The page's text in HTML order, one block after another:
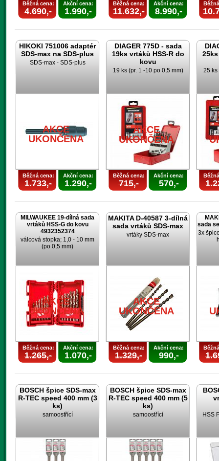
Běžná cena:
4.690,-
Akční cena:
1.990,-
Běžná cena:
11.632,-
Akční cena:
8.990,-
HIKOKI 751006 adaptér
SDS-max na SDS-plus
SDS-max - SDS-plus
AKCE
UKONČENA
Běžná cena:
1.733,-
Akční cena:
1.290,-
DIAGER 775D - sada
19ks vrtáků HSS-R do
kovu
19 ks (pr. 1 -10 po 0,5 mm)
AKCE
UKONČENA
Běžná cena:
715,-
Akční cena:
570,-
25 ks
MILWAUKEE 19-dílná sada
vrtáků HSS-G do kovu
4932352374
válcová stopka; 1,0 - 10 mm
(po 0,5 mm)
AKCE
UKONČENA
Běžná cena:
1.265,-
Akční cena:
1.070,-
MAKITA D-40587 3-dílná
sada vrtáků SDS-max
vrtáky SDS-max
AKCE
UKONČENA
Běžná cena:
1.329,-
Akční cena:
990,-
sada
3x
BOSCH špice SDS-max
R-TEC speed 400 mm (3
ks)
samoostřící
BOSCH špice SDS-max
R-TEC speed 400 mm (5
ks)
samoostřící HSS